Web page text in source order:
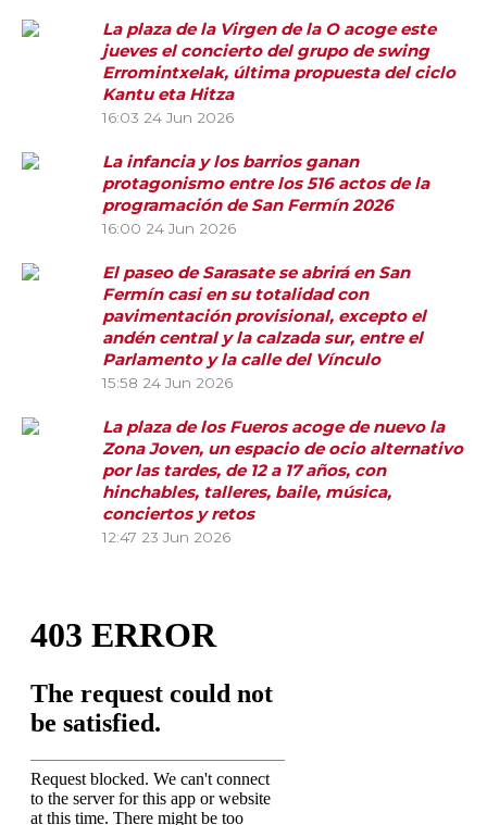
La plaza de la Virgen de la O acoge este
jueves el concierto del grupo de swing
Erromintxelak, última propuesta del ciclo
Kantu eta Hitza
16:03 24 Jun 2026
La infancia y los barrios ganan
protagonismo entre los 516 actos de la
programación de San Fermín 2026
16:00 24 Jun 2026
El paseo de Sarasate se abrirá en San
Fermín casi en su totalidad con
pavimentación provisional, excepto el
andén central y la calzada sur, entre el
Parlamento y la calle del Vínculo
15:58 24 Jun 2026
La plaza de los Fueros acoge de nuevo la
Zona Joven, un espacio de ocio alternativo
por las tardes, de 12 a 17 años, con
hinchables, talleres, baile, música,
conciertos y retos
12:47 23 Jun 2026